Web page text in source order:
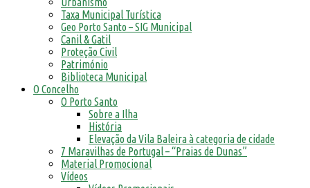
Taxa Municipal Turística
Geo Porto Santo – SIG Municipal
Canil & Gatil
Proteção Civil
Património
Biblioteca Municipal
O Concelho
O Porto Santo
Sobre a Ilha
História
Elevação da Vila Baleira à categoria de cidade
7 Maravilhas de Portugal – “Praias de Dunas”
Material Promocional
Vídeos